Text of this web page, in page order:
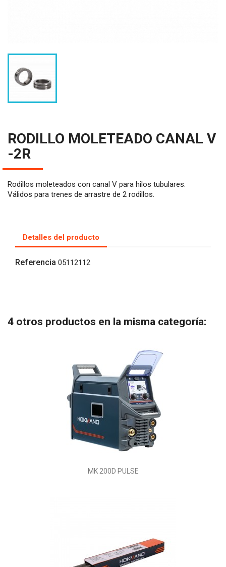
RODILLO MOLETEADO CANAL V
-2R
Rodillos moleteados con canal V para hilos tubulares.
Válidos para trenes de arrastre de 2 rodillos.
Detalles del producto
Referencia 05112112
4 otros productos en la misma categoría:
MK 200D PULSE